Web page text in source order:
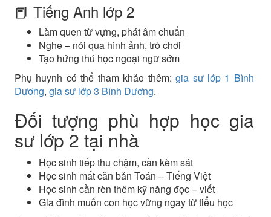
📕 Tiếng Anh lớp 2
Làm quen từ vựng, phát âm chuẩn
Nghe – nói qua hình ảnh, trò chơi
Tạo hứng thú học ngoại ngữ sớm
Phụ huynh có thể tham khảo thêm:gia sư lớp 1 Bình
Dương, gia sư lớp 3 Bình Dương.
Đối tượng phù hợp học gia
sư lớp 2 tại nhà
Học sinh tiếp thu chậm, cần kèm sát
Học sinh mất căn bản Toán – Tiếng Việt
Học sinh cần rèn thêm kỹ năng đọc – viết
Gia đình muốn con học vững ngay từ tiểu học